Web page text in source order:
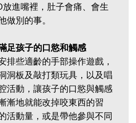
進嘴裡，肚子會痛、會生
做別的事。
足孩子的口慾和觸感
排些適齡的手部操作遊戲，
洞板及敲打類玩具，以及唱
活動，讓孩子的口慾與觸感
漸地就能改掉咬東西的習
活動量，或是帶他參與不同